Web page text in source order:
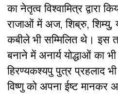
का नेतृत्व विश्वामित्र द्वारा
राजाओं में अज, शिब्रु, शिम्यु,
कबीले भी सम्मिलित थे। इस
बनाने में अनार्य योद्धाओं का
हिरण्यकश्यपु पुत्र प्रहलाद
विष्णु को अपना ईष्ट मानकर